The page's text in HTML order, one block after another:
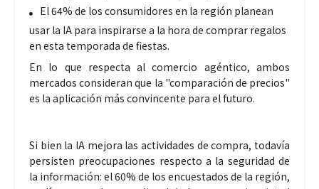
El 64% de los consumidores en la región planean
usar la IA para inspirarse a la hora de comprar regalos
en esta temporada de fiestas.
En lo que respecta al comercio agéntico, ambos
mercados consideran que la "comparación de precios"
es la aplicación más convincente para el futuro.
Si bien la IA mejora las actividades de compra, todavía
persisten preocupaciones respecto a la seguridad de
la información: el 60% de los encuestados de la región,